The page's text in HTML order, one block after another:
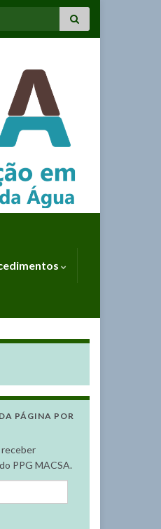
PÁGINA POR
receber
PPG MACSA.